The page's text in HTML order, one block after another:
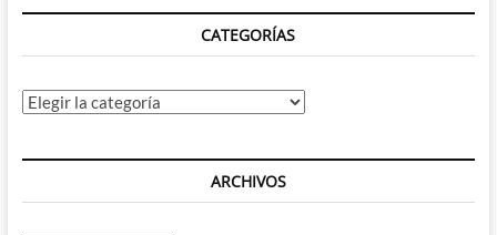
CATEGORÍAS
Categorías
ARCHIVOS